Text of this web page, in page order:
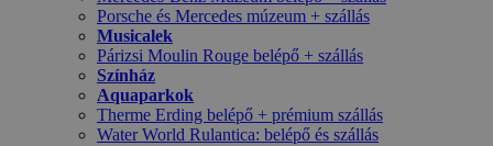
Porsche és Mercedes múzeum + szállás
Musicalek
Párizsi Moulin Rouge belépő + szállás
Színház
Aquaparkok
Therme Erding belépő + prémium szállás
Water World Rulantica: belépő és szállás